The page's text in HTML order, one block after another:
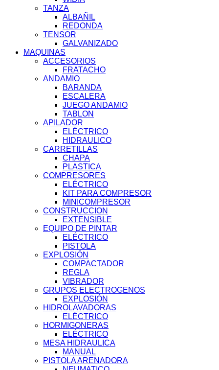
TANZA
ALBAÑIL
REDONDA
TENSOR
GALVANIZADO
MAQUINAS
ACCESORIOS
FRATACHO
ANDAMIO
BARANDA
ESCALERA
JUEGO ANDAMIO
TABLON
APILADOR
ELÉCTRICO
HIDRAULICO
CARRETILLAS
CHAPA
PLASTICA
COMPRESORES
ELÉCTRICO
KIT PARA COMPRESOR
MINICOMPRESOR
CONSTRUCCION
EXTENSIBLE
EQUIPO DE PINTAR
ELÉCTRICO
PISTOLA
EXPLOSIÓN
COMPACTADOR
REGLA
VIBRADOR
GRUPOS ELECTROGENOS
EXPLOSIÓN
HIDROLAVADORAS
ELÉCTRICO
HORMIGONERAS
ELÉCTRICO
MESA HIDRAULICA
MANUAL
PISTOLA ARENADORA